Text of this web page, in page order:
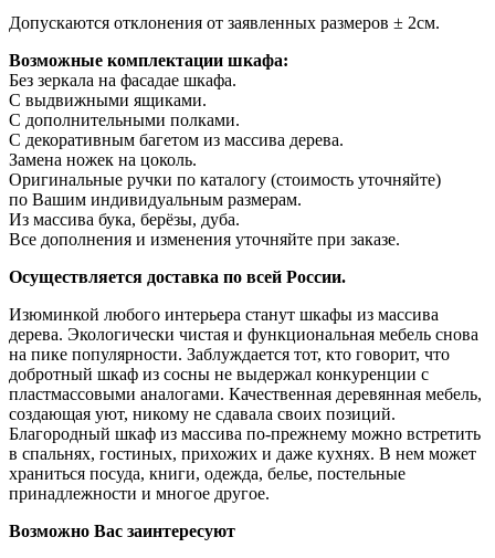
Допускаются отклонения от заявленных размеров ± 2см.
Возможные комплектации шкафа:
Без зеркала на фасадае шкафа.
С выдвижными ящиками.
С дополнительными полками.
С декоративным багетом из массива дерева.
Замена ножек на цоколь.
Оригинальные ручки по каталогу (стоимость уточняйте)
по Вашим индивидуальным размерам.
Из массива бука, берёзы, дуба.
Все дополнения и изменения уточняйте при заказе.
Осуществляется доставка по всей России.
Изюминкой любого интерьера станут шкафы из массива
дерева. Экологически чистая и функциональная мебель снова
на пике популярности. Заблуждается тот, кто говорит, что
добротный шкаф из сосны не выдержал конкуренции с
пластмассовыми аналогами. Качественная деревянная мебель,
создающая уют, никому не сдавала своих позиций.
Благородный шкаф из массива по-прежнему можно встретить
в спальнях, гостиных, прихожих и даже кухнях. В нем может
храниться посуда, книги, одежда, белье, постельные
принадлежности и многое другое.
Возможно Вас заинтересуют